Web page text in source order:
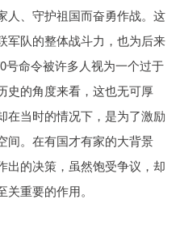
人、守护祖国而奋勇作战。这
军队的整体战斗力，也为后来
号命令被许多人视为一个过于
史的角度来看，这也无可厚
在当时的情况下，是为了激励
间。在有国才有家的大背景
出的决策，虽然饱受争议，却
重要的作用。